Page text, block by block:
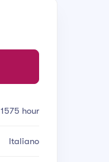
1575 hour
Italiano